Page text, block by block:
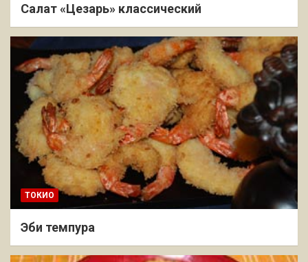
Салат «Цезарь» классический
ТОКИО
Эби темпура